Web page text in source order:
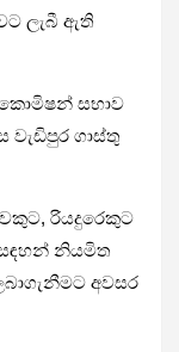
ලැබී ඇති
කොමිෂන් සභාව
වැඩිපුර ගාස්තු
රියදුරෙකුට
නියමිත
අවසර